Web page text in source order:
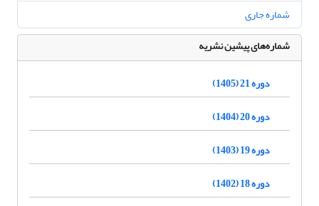
شماره جاری
شماره‌های پیشین نشریه
دوره 21 (1405)
دوره 20 (1404)
دوره 19 (1403)
دوره 18 (1402)